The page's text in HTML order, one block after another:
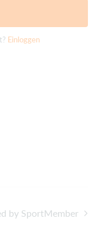
Einloggen
by SportMember